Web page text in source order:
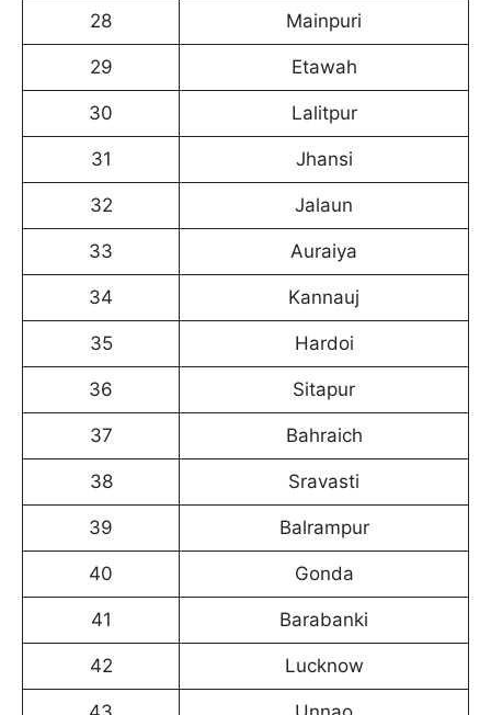
28 Mainpuri
29 Etawah
30 Lalitpur
31 Jhansi
32 Jalaun
33 Auraiya
34 Kannauj
35 Hardoi
36 Sitapur
37 Bahraich
38 Sravasti
39 Balrampur
40 Gonda
41 Barabanki
42 Lucknow